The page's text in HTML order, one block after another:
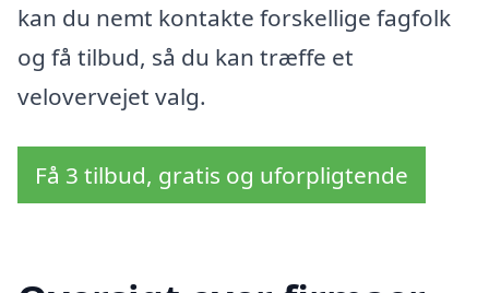
kan du nemt kontakte forskellige fagfolk
og få tilbud, så du kan træffe et
velovervejet valg.
Få 3 tilbud, gratis og uforpligtende